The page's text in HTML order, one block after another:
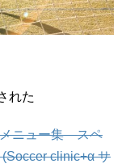
れた
ニュー集―スペ
clinic+α サ